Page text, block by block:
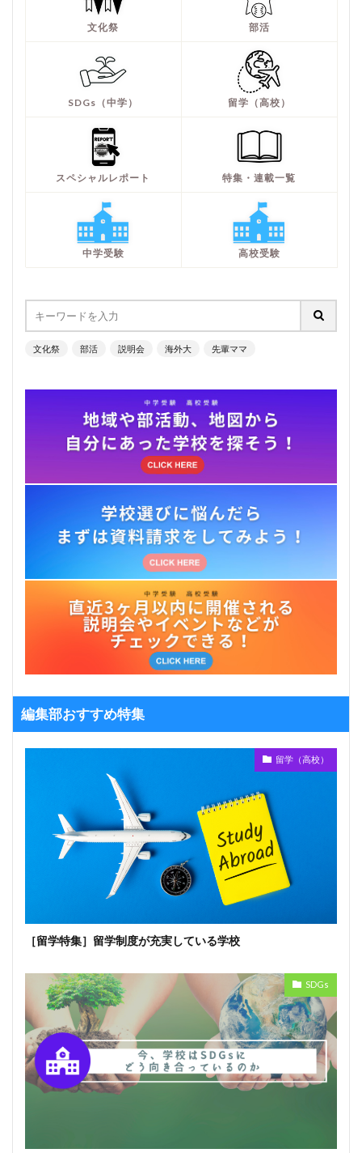
文化祭 部活
SDGs（中学） 留学（高校）
スペシャルレポート 特集・連載一覧
中学受験 高校受験
文化祭 部活 説明会 海外大 先輩ママ
編集部おすすめ特集
留学（高校）
［留学特集］留学制度が充実している学校
SDGs